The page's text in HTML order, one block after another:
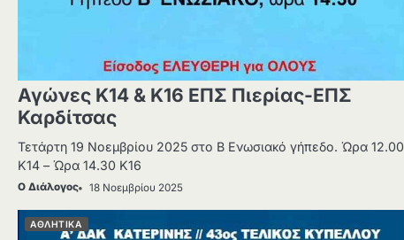
Αγώνες Κ14 & Κ16 ΕΠΣ Πιερίας-ΕΠΣ
Καρδίτσας
Τετάρτη 19 Νοεμβρίου 2025 στο Β Ενωσιακό γήπεδο. Ώρα 12.00
Κ14 – Ώρα 14.30 Κ16
Ο Διάλογος 18 Νοεμβρίου 2025
ΑΘΛΗΤΙΚΑ